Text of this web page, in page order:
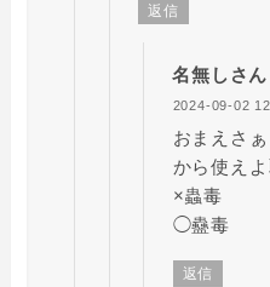
返信
名無しさん
2024-09-02
おまえさ
から使え
×蟲毒
◯蠱毒
返信